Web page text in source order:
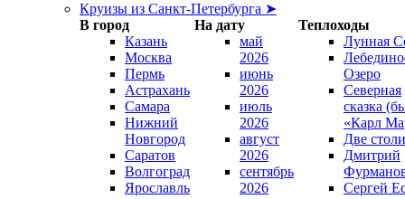
Круизы из Санкт-Петербурга ➤
В город
На дату
Теплоходы
Казань
Москва
Пермь
Астрахань
Самара
Нижний
Новгород
Саратов
Волгоград
Ярославль
май
2026
июнь
2026
июль
2026
август
2026
сентябрь
2026
Лунная
Озеро
Северная
сказка
«Карл
Две
Дмитрий
Сергей